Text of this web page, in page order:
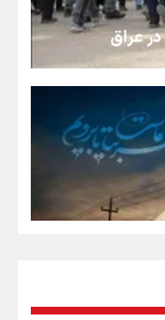
مردم، آقا از